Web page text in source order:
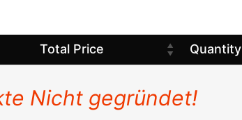
Total Price Quantity
Nicht gegründet!